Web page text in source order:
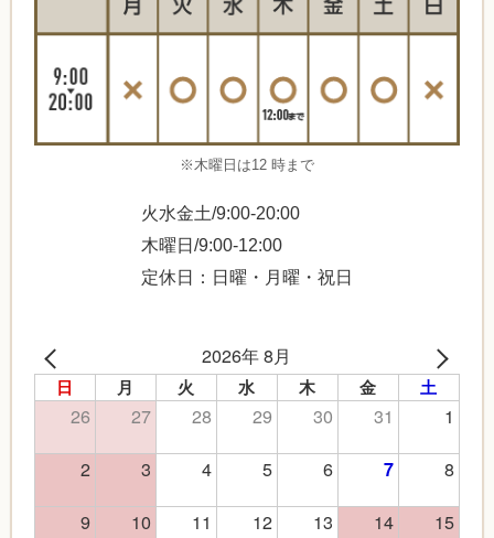
※木曜日は12 時まで
火水金土/9:00-20:00
木曜日/9:00-12:00
定休日：日曜・月曜・祝日
2026年 8月
日 月 火 水 木 金 土
26 27 28 29 30 31
1
2
3 4 5 6 7
8
9
10 11 12 13 14 15